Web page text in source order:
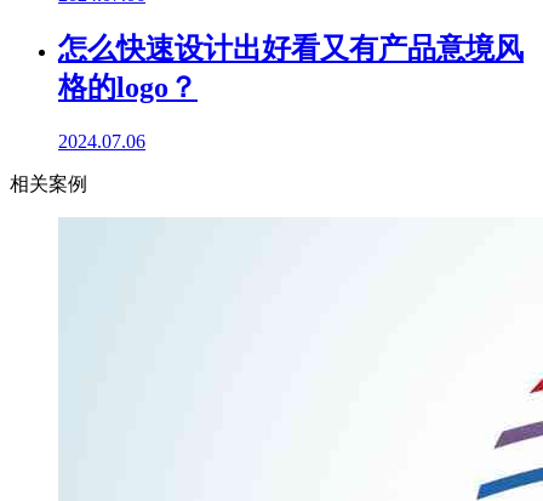
怎么快速设计出好看又有产品意境风
格的logo？
2024.07.06
相关案例